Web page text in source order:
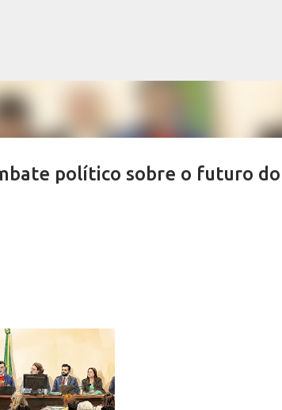
político sobre o futuro do